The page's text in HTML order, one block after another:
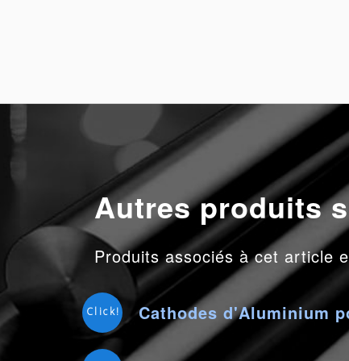
Autres produits
Produits associés à cet article
Click! Cathodes d'Aluminium